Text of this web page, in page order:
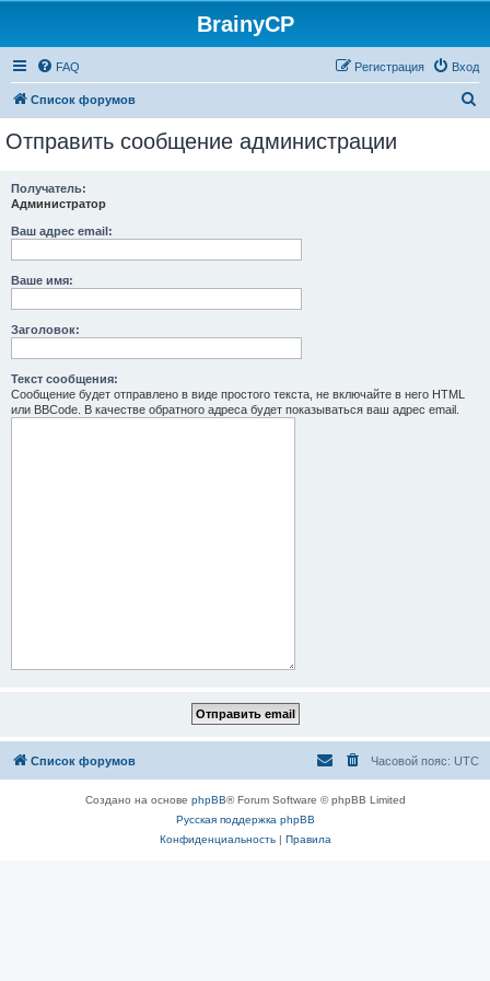
BrainyCP
FAQ Вход
Регистрация
Список форумов
Отправить сообщение администрации
Получатель:
Администратор
Ваш адрес email:
Ваше имя:
Заголовок:
Текст сообщения:
Сообщение будет отправлено в виде простого текста, не включайте в него HTML
или BBCode. В качестве обратного адреса будет показываться ваш адрес email.
Список форумов Часовой пояс: UTC
Создано на основе phpBB® Forum Software © phpBB Limited
Русская поддержка phpBB
Конфиденциальность| Правила